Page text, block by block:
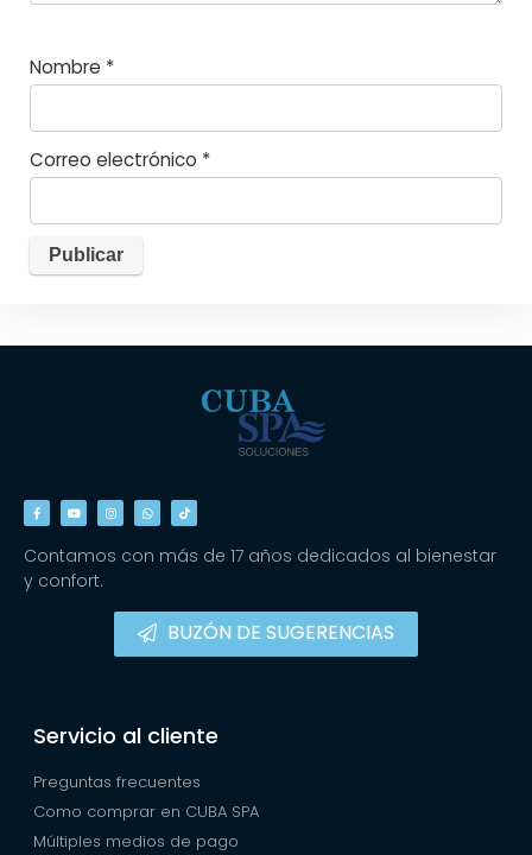
Nombre *
Correo electrónico *
Contamos con más de 17 años dedicados al bienestar
y confort.
BUZÓN DE SUGERENCIAS
Servicio al cliente
Preguntas frecuentes
Como comprar en CUBA SPA
Múltiples medios de pago